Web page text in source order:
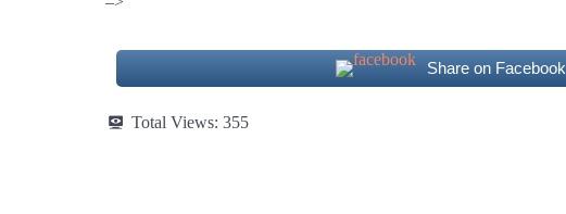
Share on Facebook
Total Views: 355